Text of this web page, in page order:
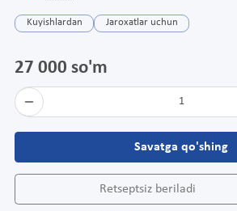
Kuyishlardan Jaroxatlar uchun
27 000 so'm
1
Savatga qo'shing
Retseptsiz beriladi